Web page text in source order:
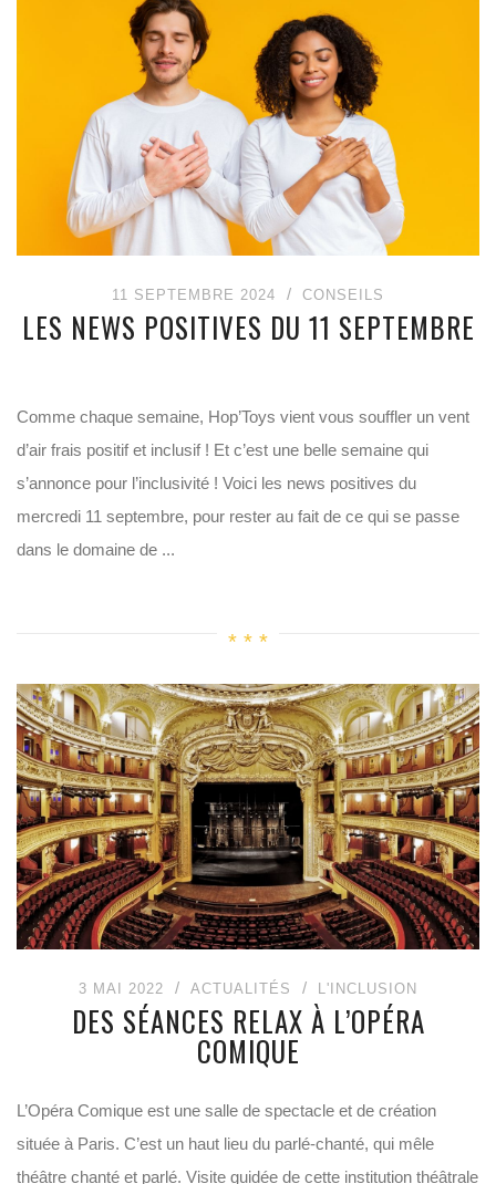
11 SEPTEMBRE 2024 CONSEILS
LES NEWS POSITIVES DU 11 SEPTEMBRE
Comme chaque semaine, Hop’Toys vient vous souffler un vent
d’air frais positif et inclusif ! Et c’est une belle semaine qui
s’annonce pour l’inclusivité ! Voici les news positives du
mercredi 11 septembre, pour rester au fait de ce qui se passe
dans le domaine de ...
3 MAI 2022 ACTUALITÉS L'INCLUSION
DES SÉANCES RELAX À L’OPÉRA
COMIQUE
L’Opéra Comique est une salle de spectacle et de création
située à Paris. C’est un haut lieu du parlé-chanté, qui mêle
théâtre chanté et parlé. Visite guidée de cette institution théâtrale